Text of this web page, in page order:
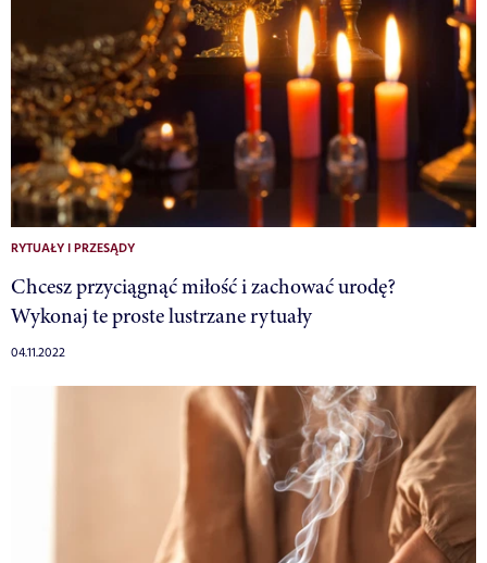
RYTUAŁY I PRZESĄDY
Chcesz przyciągnąć miłość i zachować urodę?
Wykonaj te proste lustrzane rytuały
04.11.2022